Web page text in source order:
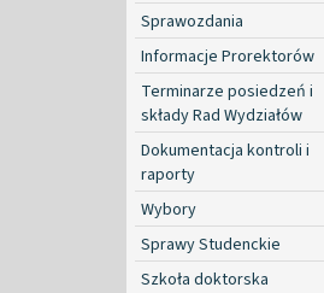
Sprawozdania
Informacje Prorektorów
Terminarze posiedzeń i
składy Rad Wydziałów
Dokumentacja kontroli i
raporty
Wybory
Sprawy Studenckie
Szkoła doktorska